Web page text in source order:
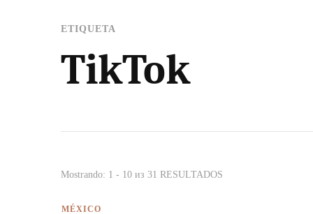
ETIQUETA
TikTok
Mostrando: 1 - 10 из 31 RESULTADOS
MÉXICO